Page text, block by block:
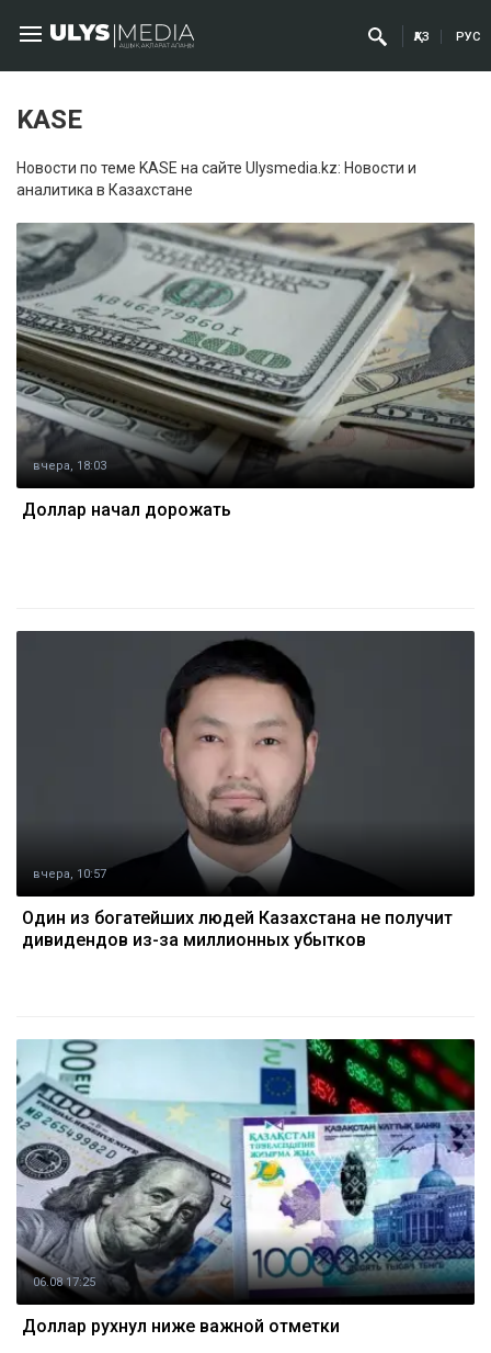
ҚАЗ РУС
KASE
Новости по теме KASE на сайте Ulysmedia.kz: Новости и
аналитика в Казахстане
вчера, 18:03
Доллар начал дорожать
вчера, 10:57
Один из богатейших людей Казахстана не получит
дивидендов из-за миллионных убытков
06.08 17:25
Доллар рухнул ниже важной отметки